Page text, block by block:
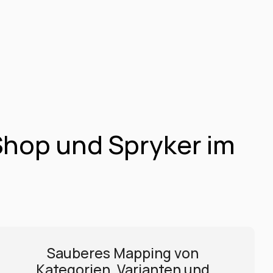
und Spryker im
Sauberes Mapping von